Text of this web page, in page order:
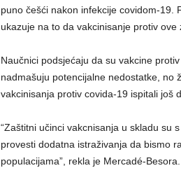
puno češći nakon infekcije covidom-19.
ukazuje na to da vakcinisanje protiv
Naučnici podsjećaju da su vakcine
nadmašuju potencijalne nedostatke, no
vakcinisanja protiv covida-19 ispitali još
“Zaštitni učinci vakcnisanja u skladu su
provesti dodatna istraživanja da bismo
populacijama”, rekla je Mercadé-Besora.